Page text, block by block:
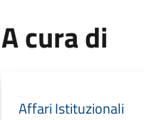
A cura di
Affari Istituzionali